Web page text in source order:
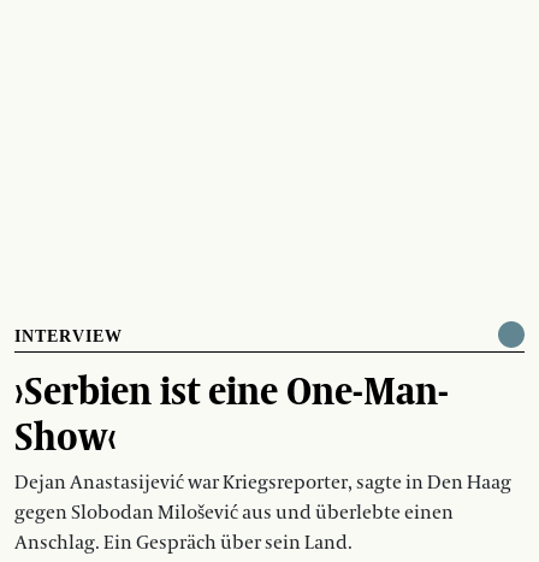
INTERVIEW
›Serbien ist eine One-Man-
Show‹
Dejan Anastasijević war Kriegsreporter, sagte in Den Haag
gegen Slobodan Milošević aus und überlebte einen
Anschlag. Ein Gespräch über sein Land.